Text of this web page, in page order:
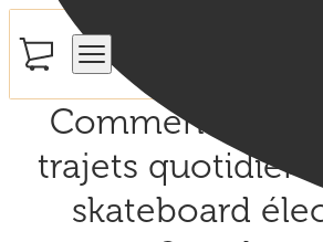
Menu mobile
Comment
trajets quotidiens
skateboard